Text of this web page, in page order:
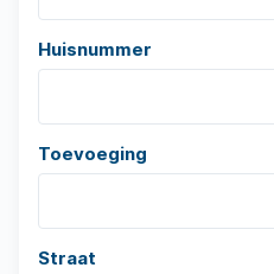
Huisnummer
Toevoeging
Straat